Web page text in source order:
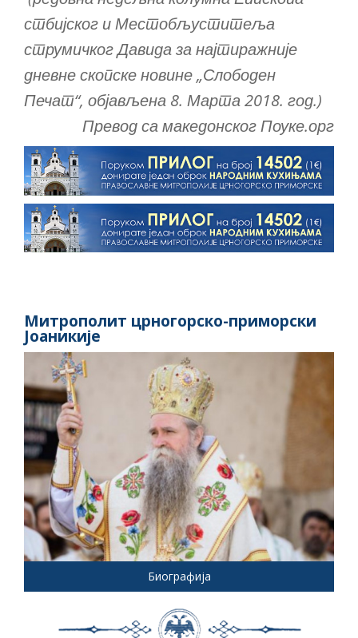
стбијског и Местобљуститеља
струмичког Давида за најтиражније
дневне скопске новине „Слободен
Печат“, објављена 8. Марта 2018. год.)
Превод са македонског Поуке.орг
Митрополит црногорско-приморски
Јоаникије
Биографија